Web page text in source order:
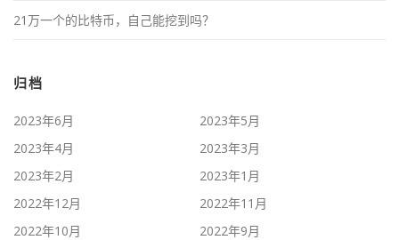
21万一个的比特币，自己能挖到吗？
归档
2023年6月
2023年5月
2023年4月
2023年3月
2023年2月
2023年1月
2022年12月
2022年11月
2022年10月
2022年9月